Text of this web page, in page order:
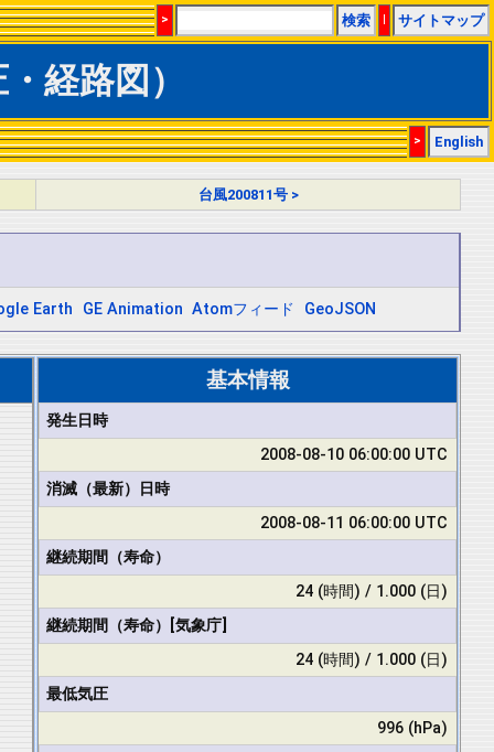
> 検索 | サイトマップ
経路図）
> English
台風200811号 >
Earth GE Animation Atomフィード GeoJSON
基本情報
発生日時
2008-08-10 06:00:00 UTC
消滅（最新）日時
2008-08-11 06:00:00 UTC
継続期間（寿命）
24 (時間) / 1.000 (日)
継続期間（寿命）[気象庁]
24 (時間) / 1.000 (日)
最低気圧
996 (hPa)